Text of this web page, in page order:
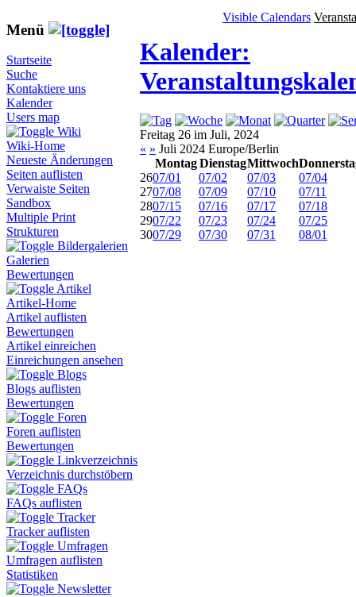
Menü
Startseite
Suche
Kontaktiere uns
Kalender
Users map
Wiki
Wiki-Home
Neueste Änderungen
Seiten auflisten
Verwaiste Seiten
Sandbox
Multiple Print
Strukturen
Bildergalerien
Galerien
Bewertungen
Artikel
Artikel-Home
Artikel auflisten
Bewertungen
Artikel einreichen
Einreichungen ansehen
Blogs
Blogs auflisten
Bewertungen
Foren
Foren auflisten
Bewertungen
Linkverzeichnis
Verzeichnis durchstöbern
FAQs
FAQs auflisten
Tracker
Tracker auflisten
Umfragen
Umfragen auflisten
Statistiken
Newsletter
Visible Calendars
Kalender:
Freitag 26 im Juli, 2024
« » Juli 2024 Europe/Berlin
Montag DienstagMittwoch
2607/01 07/02 07/03
07/04
2707/08 07/09 07/10
07/11
2807/15 07/16 07/17
07/18
2907/22 07/23 07/24
07/25
3007/29 07/30 07/31 08/01